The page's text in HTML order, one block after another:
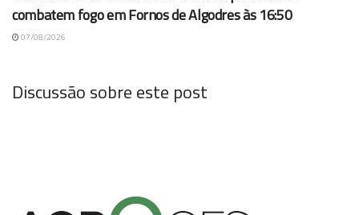
combatem fogo em Fornos de Algodres às 16:50
07/08/2026
Discussão sobre este post